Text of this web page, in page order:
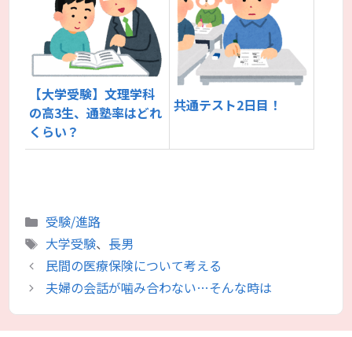
【大学受験】文理学科
の高3生、通塾率はどれ
くらい？
共通テスト2日目！
カ
テ
ゴ
リ
ー
受験/進路
タ
グ
大学受験、 長男
民間の医療保険について考える
夫婦の会話が噛み合わない…そんな時は